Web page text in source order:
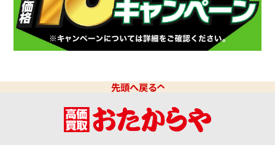
先頭へ戻る